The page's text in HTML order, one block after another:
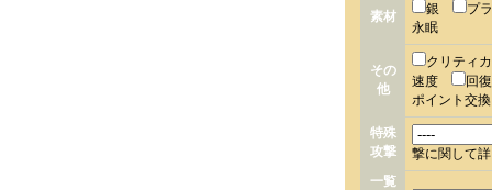
素材 銀
プ
永眠
その
他
クリティ
速度
回
ポイント交
特殊
攻撃
撃に関して
一覧